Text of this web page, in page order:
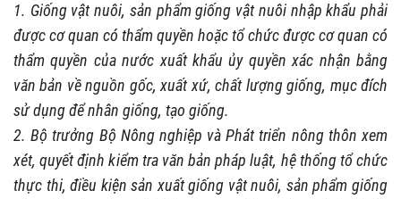
1. Giống vật nuôi, sản phẩm giống vật nuôi nhập khẩu phải
được cơ quan có thẩm quyền hoặc tổ chức được cơ quan có
thẩm quyền của nước xuất khẩu ủy quyền xác nhận bằng
văn bản về nguồn gốc, xuất xứ, chất lượng giống, mục đích
sử dụng để nhân giống, tạo giống.
2. Bộ trưởng Bộ Nông nghiệp và Phát triển nông thôn xem
xét, quyết định kiểm tra văn bản pháp luật, hệ thống tổ chức
thực thi, điều kiện sản xuất giống vật nuôi, sản phẩm giống